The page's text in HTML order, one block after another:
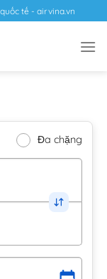
tế - airvina.vn
Đa chặng